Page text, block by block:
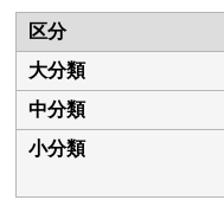
区分
大分類
中分類
小分類